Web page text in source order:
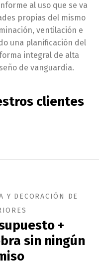
al uso que se va
propias del mismo
ventilación e
una planificación del
integral de alta
de vanguardia.
clientes
Y DECORACIÓN DE
+
sin ningún